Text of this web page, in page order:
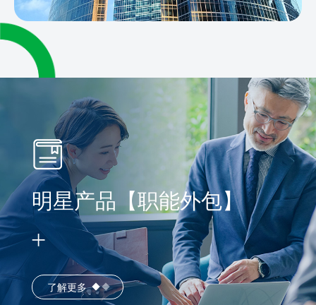
明星产品【职能外包】
了解更多